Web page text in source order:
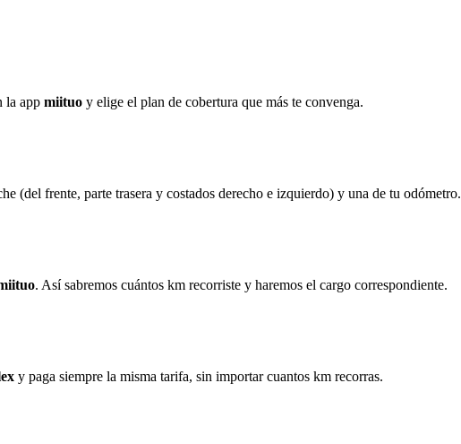
la app miituo y elige el plan de cobertura que más te convenga.
(del frente, parte trasera y costados derecho e izquierdo) y una de tu odómetro.
. Así sabremos cuántos km recorriste y haremos el cargo correspondiente.
y paga siempre la misma tarifa, sin importar cuantos km recorras.